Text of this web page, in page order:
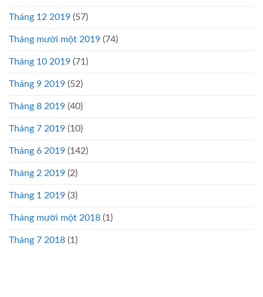
Tháng 12 2019 (57)
Tháng mười một 2019 (74)
Tháng 10 2019 (71)
Tháng 9 2019 (52)
Tháng 8 2019 (40)
Tháng 7 2019 (10)
Tháng 6 2019 (142)
Tháng 2 2019 (2)
Tháng 1 2019 (3)
Tháng mười một 2018 (1)
Tháng 7 2018 (1)